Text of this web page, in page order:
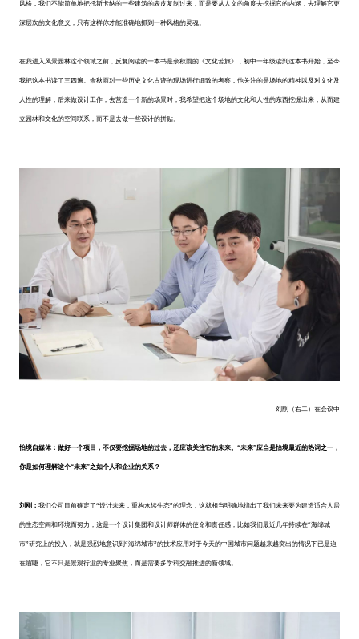
风格，我们不能简单地把托斯卡纳的一些建筑的表皮复制过来，而是要从人文的角度去挖掘它的内涵，去理解它更
深层次的文化意义，只有这样你才能准确地抓到一种风格的灵魂。
在我进入风景园林这个领域之前，反复阅读的一本书是余秋雨的《文化苦旅》，初中一年级读到这本书开始，至今
我把这本书读了三四遍。余秋雨对一些历史文化古迹的现场进行细致的考察，他关注的是场地的精神以及对文化及
人性的理解，后来做设计工作，去营造一个新的场景时，我希望把这个场地的文化和人性的东西挖掘出来，从而建
立园林和文化的空间联系，而不是去做一些设计的拼贴。
刘刚（右二）在会议中
怡境自媒体：做好一个项目，不仅要挖掘场地的过去，还应该关注它的未来。“未来”应当是怡境最近的热词之一，
你是如何理解这个“未来”之如个人和企业的关系？
刘刚： 我们公司目前确定了“设计未来，重构永续生态”的理念，这就相当明确地指出了我们未来要为建造适合人居
的生态空间和环境而努力，这是一个设计集团和设计师群体的使命和责任感，比如我们最近几年持续在“海绵城
市”研究上的投入，就是强烈地意识到“海绵城市”的技术应用对于今天的中国城市问题越来越突出的情况下已是迫
在眉睫，它不只是景观行业的专业聚焦，而是需要多学科交融推进的新领域。